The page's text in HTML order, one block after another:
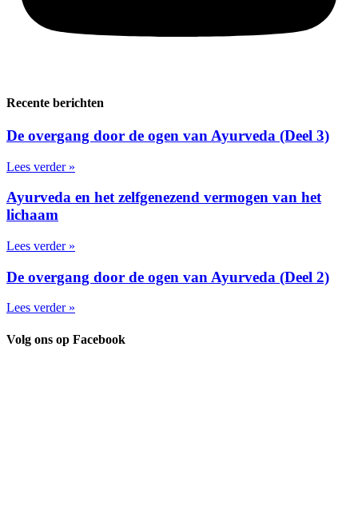
Recente berichten
De overgang door de ogen van Ayurveda (Deel 3)
Lees verder »
Ayurveda en het zelfgenezend vermogen van het
lichaam
Lees verder »
De overgang door de ogen van Ayurveda (Deel 2)
Lees verder »
Volg ons op Facebook